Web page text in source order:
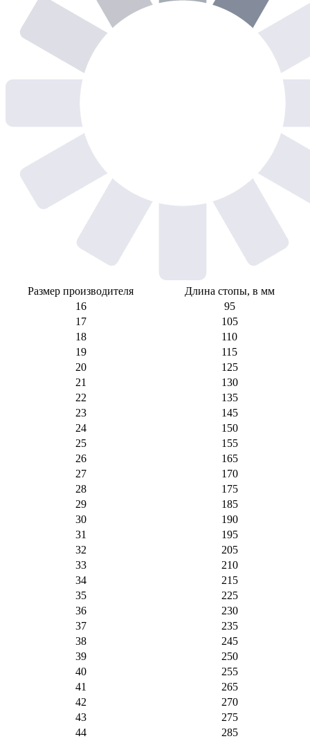
Размер производителя
Длина стопы, в мм
16
95
17
105
18
110
19
115
20
125
21
130
22
135
23
145
24
150
25
155
26
165
27
170
28
175
29
185
30
190
31
195
32
205
33
210
34
215
35
225
36
230
37
235
38
245
39
250
40
255
41
265
42
270
43
275
44
285